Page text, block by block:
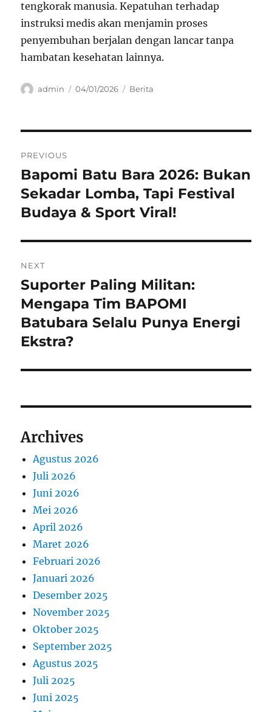
tengkorak manusia. Kepatuhan terhadap
instruksi medis akan menjamin proses
penyembuhan berjalan dengan lancar tanpa
hambatan kesehatan lainnya.
Author
admin
Posted
04/01/2026 Categories
Berita
pos
PREVIOUS
Previous
post:
Bapomi Batu Bara 2026: Bukan
Sekadar Lomba, Tapi Festival
Budaya & Sport Viral!
NEXT
Next
post:
Suporter Paling Militan:
Mengapa Tim BAPOMI
Batubara Selalu Punya Energi
Ekstra?
Archives
Agustus 2026
Juli 2026
Juni 2026
Mei 2026
April 2026
Maret 2026
Februari 2026
Januari 2026
Desember 2025
November 2025
Oktober 2025
September 2025
Agustus 2025
Juli 2025
Juni 2025